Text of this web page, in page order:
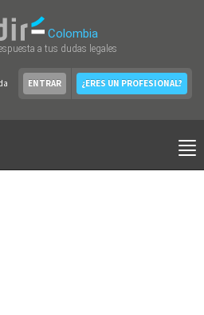
Colombia
a tus dudas legales
ENTRAR ¿ERES UN PROFESIONAL?